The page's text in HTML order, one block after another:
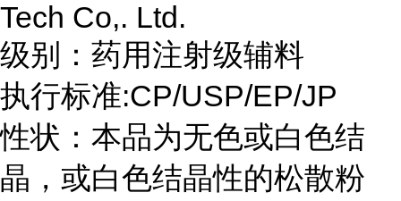
Tech Co,. Ltd.
级别：药用注射级辅料
执行标准:CP/USP/EP/JP
性状：本品为无色或白色结
晶，或白色结晶性的松散粉